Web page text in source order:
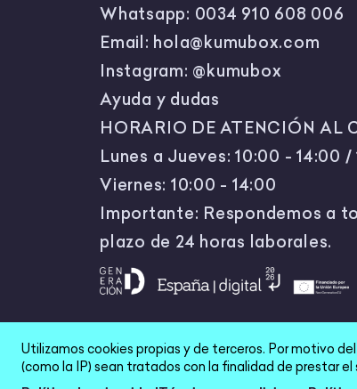
Whatsapp: 0034 910 608 006
Email: hola@kumubox.com
Instagram: @kumubox
Ayuda y dudas
HORARIO DE ATENCIÓN AL
Lunes a Jueves: 10:00 - 14:00 /
Viernes: 10:00 - 14:00
Importante: Respondemos a
plazo de 24 horas laborales.
All Rights Reserved
Utilizamos cookies propias y de terceros. Por motivo
(como la IP) sean tratados con la finalidad de prestar